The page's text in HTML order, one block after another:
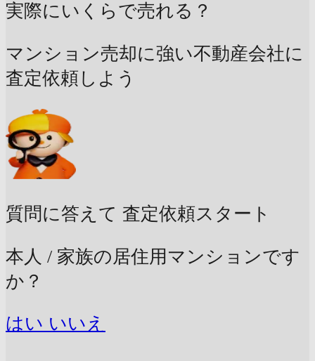
実際にいくらで売れる？
マンション売却に強い不動産会社に
査定依頼しよう
質問に答えて 査定依頼スタート
本人 / 家族の居住用マンションです
か？
はい いいえ